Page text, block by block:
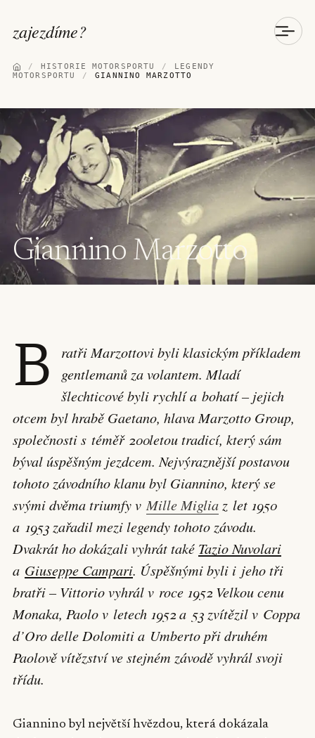
zajezdíme?
/ HISTORIE MOTORSPORTU /
LEGENDY
MOTORSPORTU
/ GIANNINO MARZOTTO
Giannino Marzotto
B
ratři Marzottovi byli klasickým příkladem
gentlemanů za volantem. Mladí
šlechticové byli rychlí a bohatí – jejich
otcem byl hrabě Gaetano, hlava Marzotto Group,
společnosti s téměř 200letou tradicí, který sám
býval úspěšným jezdcem. Nejvýraznější postavou
tohoto závodního klanu byl Giannino, který se
svými dvěma triumfy v Mille Miglia z let 1950
a 1953 zařadil mezi legendy tohoto závodu.
Dvakrát ho dokázali vyhrát také Tazio Nuvolari
a Giuseppe Campari. Úspěšnými byli i jeho tři
bratři – Vittorio vyhrál v roce 1952 Velkou cenu
Monaka, Paolo v letech 1952 a 53 zvítězil v Coppa
d’Oro delle Dolomiti a Umberto při druhém
Paolově vítězství ve stejném závodě vyhrál svoji
třídu.
Giannino byl největší hvězdou, která dokázala